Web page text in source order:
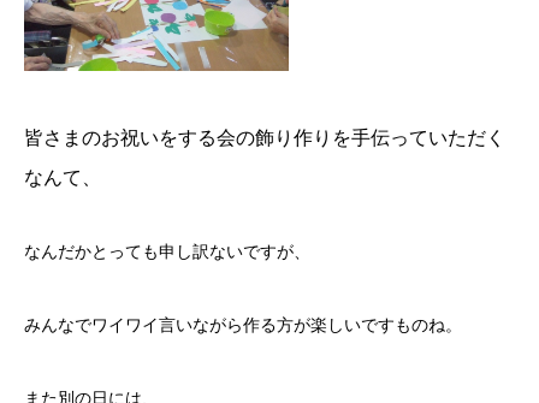
皆さまのお祝いをする会の飾り作りを手伝っていただく
なんて、
なんだかとっても申し訳ないですが、
みんなでワイワイ言いながら作る方が楽しいですものね。
また別の日には、